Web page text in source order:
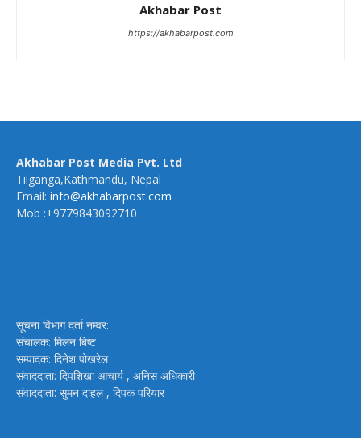
Akhabar Post
https://akhabarpost.com
Akhabar Post Media Pvt. Ltd
Tilganga,Kathmandu, Nepal
Email: info@akhabarpost.com
Mob :+9779843092710
सूचना विभाग दर्ता नम्वर:
संचालक: मिलन बिष्ट
सम्पादक: दिनेश पोखरेल
संवाददाता: दिपशिखा आचार्य , अनिस अधिकारी
संवाददाता: सुमन दाहल , दिपक परियार